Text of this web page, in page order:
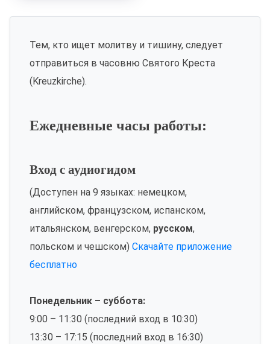
Тем, кто ищет молитву и тишину, следует
отправиться в часовню Святого Креста
(Kreuzkirche).
Ежедневные часы работы:
Вход с аудиогидом
(Доступен на 9 языках: немецком,
английском, французском, испанском,
итальянском, венгерском, русском,
польском и чешском) Скачайте приложение
бесплатно
Понедельник – суббота:
9:00 – 11:30 (последний вход в 10:30)
13:30 – 17:15 (последний вход в 16:30)